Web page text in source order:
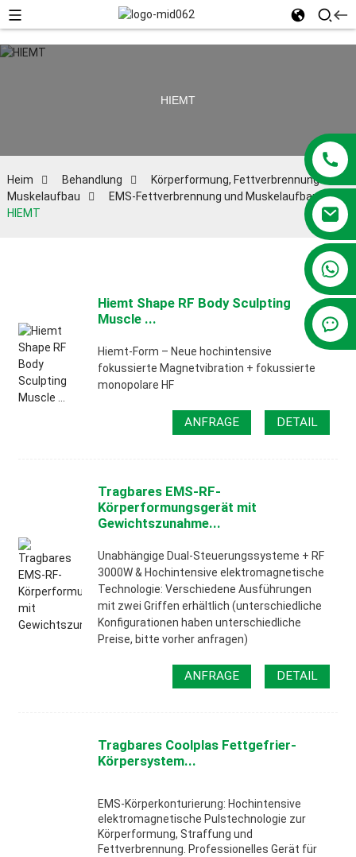
HIEMT
Heim Behandlung
Körperformung, Fettverbrennung und
Muskelaufbau
EMS-Fettverbrennung und Muskelaufbau
HIEMT
Hiemt Shape RF Body Sculpting
Muscle ...
Hiemt-Form – Neue hochintensive
fokussierte Magnetvibration + fokussierte
monopolare HF
ANFRAGE DETAIL
Tragbares EMS-RF-
Körperformungsgerät mit
Gewichtszunahme...
Unabhängige Dual-Steuerungssysteme + RF
3000W & Hochintensive elektromagnetische
Technologie: Verschiedene Ausführungen
mit zwei Griffen erhältlich (unterschiedliche
Konfigurationen haben unterschiedliche
Preise, bitte vorher anfragen)
ANFRAGE DETAIL
Tragbares Coolplas Fettgefrier-
Körpersystem...
EMS-Körperkonturierung: Hochintensive
elektromagnetische Pulstechnologie zur
Körperformung, Straffung und
Fettverbrennung. Professionelles Gerät für